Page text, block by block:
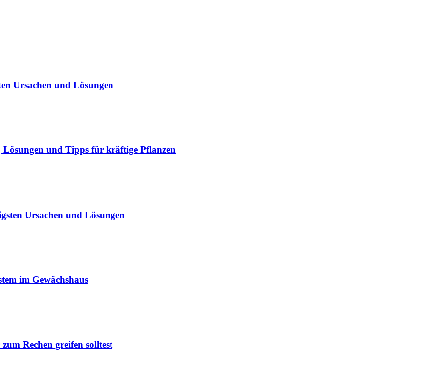
Ursachen und Lösungen
Lösungen und Tipps für kräftige Pflanzen
Ursachen und Lösungen
im Gewächshaus
Rechen greifen solltest